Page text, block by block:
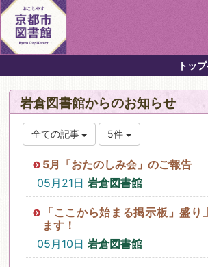
トッ
岩倉図書館からのお知らせ
全ての記事 5件
5月「おたのしみ会」のご報告
05月21日 岩倉図書館
「ここから始まる掲示板」盛り
ます！
05月10日 岩倉図書館